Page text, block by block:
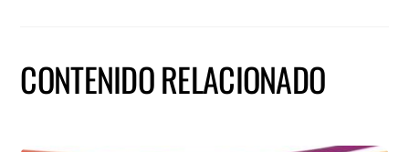
CONTENIDO RELACIONADO